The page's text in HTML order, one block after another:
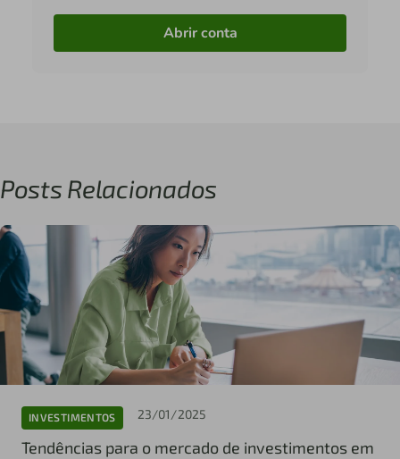
Abrir conta
Posts Relacionados
INVESTIMENTOS 23/01/2025
Tendências para o mercado de investimentos em